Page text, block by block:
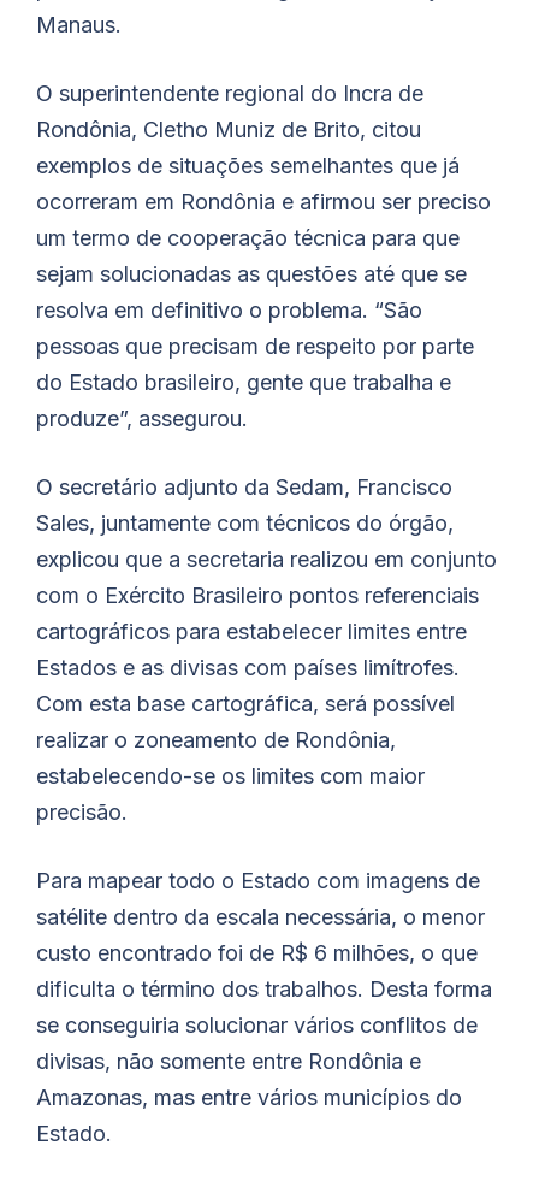
Manaus.
O superintendente regional do Incra de
Rondônia, Cletho Muniz de Brito, citou
exemplos de situações semelhantes que já
ocorreram em Rondônia e afirmou ser preciso
um termo de cooperação técnica para que
sejam solucionadas as questões até que se
resolva em definitivo o problema. “São
pessoas que precisam de respeito por parte
do Estado brasileiro, gente que trabalha e
produze”, assegurou.
O secretário adjunto da Sedam, Francisco
Sales, juntamente com técnicos do órgão,
explicou que a secretaria realizou em conjunto
com o Exército Brasileiro pontos referenciais
cartográficos para estabelecer limites entre
Estados e as divisas com países limítrofes.
Com esta base cartográfica, será possível
realizar o zoneamento de Rondônia,
estabelecendo-se os limites com maior
precisão.
Para mapear todo o Estado com imagens de
satélite dentro da escala necessária, o menor
custo encontrado foi de R$ 6 milhões, o que
dificulta o término dos trabalhos. Desta forma
se conseguiria solucionar vários conflitos de
divisas, não somente entre Rondônia e
Amazonas, mas entre vários municípios do
Estado.